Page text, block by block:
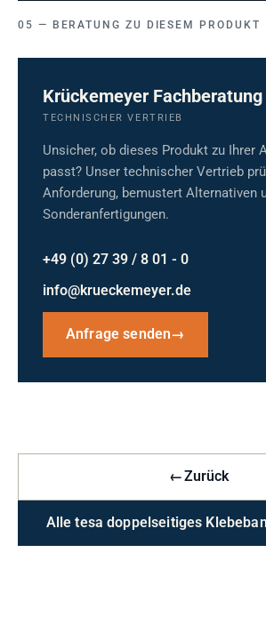
BERATUNG ZU DIESEM PRODUKT
Krückemeyer Fachberatung
TECHNISCHER VERTRIEB
Unsicher, ob dieses Produkt zu Ihrer
passt? Unser technischer Vertrieb
Anforderung, bemustert Alternativen
Sonderanfertigungen.
+49 (0) 27 39 / 8 01 - 0
info@krueckemeyer.de
Anfrage senden→
←Zurück
Alle tesa doppelseitiges